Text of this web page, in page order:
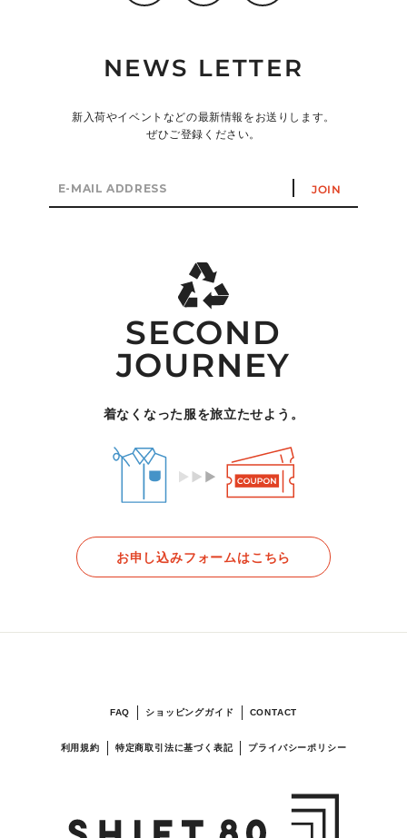
NEWS LETTER
新入荷やイベントなどの最新情報をお送りします。
ぜひご登録ください。
address
JOIN
SECOND
JOURNEY
着なくなった服を旅立たせよう。
お申し込みフォームはこちら
FAQ ショッピングガイド CONTACT
利用規約 特定商取引法に基づく表記 プライバシーポリシー